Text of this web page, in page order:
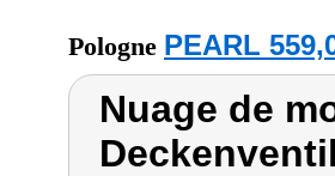
Pologne PEARL
Nuage de